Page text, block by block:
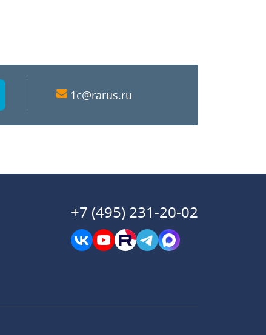
1c@rarus.ru
+7 (495) 231-20-02